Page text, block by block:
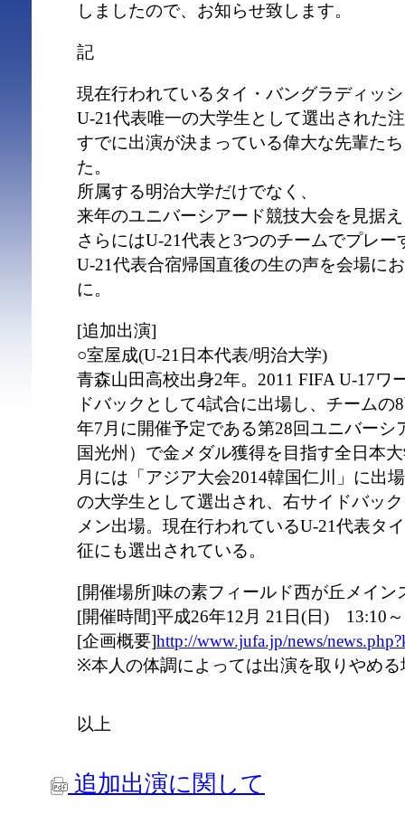
しましたので、お知らせ致します。
記
現在行われているタイ・バングラディッ
U-21代表唯一の大学生として選出された
すでに出演が決まっている偉大な先輩た
た。
所属する明治大学だけでなく、
来年のユニバーシアード競技大会を見据
さらにはU-21代表と3つのチームでプレー
U-21代表合宿帰国直後の生の声を会場に
に。
[追加出演]
○室屋成(U-21日本代表/明治大学)
青森山田高校出身2年。2011 FIFA U-17ワ
ドバックとして4試合に出場し、チームの
年7月に開催予定である第28回ユニバーシ
国光州）で金メダル獲得を目指す全日本
月には「アジア大会2014韓国仁川」に出
の大学生として選出され、右サイドバッ
メン出場。現在行われているU-21代表タ
征にも選出されている。
[開催場所]味の素フィールド西が丘メイン
[開催時間]平成26年12月 21日(日) 13:10
[企画概要]http://www.jufa.jp/news/
※本人の体調によっては出演を取りやめ
以上
追加出演に関して